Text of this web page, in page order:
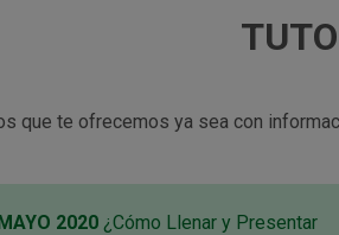
que te ofrecemos ya sea con
2020 ¿Cómo Llenar y Presentar